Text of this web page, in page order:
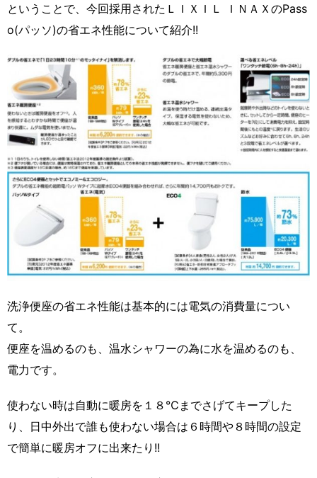
ということで、今回採用されたＬＩＸＩＬ ＩＮＡＸのPass
o(パッソ)の省エネ性能について紹介!!
洗浄便座の省エネ性能は基本的には電気の消費量につい
て。
便座を温めるのも、温水シャワーの為に水を温めるのも、
電力です。
使わない時は自動に暖房を１８℃までさげてキープした
り、日中外出で誰も使わない場合は６時間や８時間の設定
で簡単に暖房オフに出来たり!!